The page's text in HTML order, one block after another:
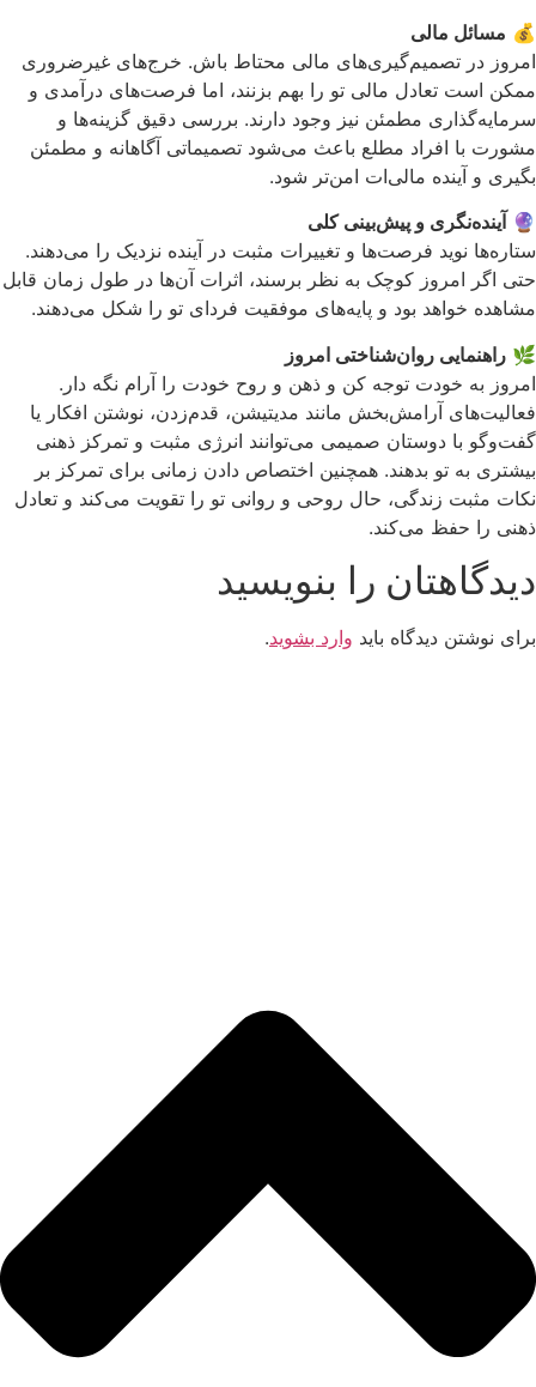
💰 مسائل مالی
امروز در تصمیم‌گیری‌های مالی محتاط باش. خرج‌های غیرضروری
ممکن است تعادل مالی تو را بهم بزنند، اما فرصت‌های درآمدی و
سرمایه‌گذاری مطمئن نیز وجود دارند. بررسی دقیق گزینه‌ها و
مشورت با افراد مطلع باعث می‌شود تصمیماتی آگاهانه و مطمئن
بگیری و آینده مالی‌ات امن‌تر شود.
🔮 آینده‌نگری و پیش‌بینی کلی
ستاره‌ها نوید فرصت‌ها و تغییرات مثبت در آینده نزدیک را می‌دهند.
حتی اگر امروز کوچک به نظر برسند، اثرات آن‌ها در طول زمان قابل
مشاهده خواهد بود و پایه‌های موفقیت فردای تو را شکل می‌دهند.
🌿 راهنمایی روان‌شناختی امروز
امروز به خودت توجه کن و ذهن و روح خودت را آرام نگه دار.
فعالیت‌های آرامش‌بخش مانند مدیتیشن، قدم‌زدن، نوشتن افکار یا
گفت‌وگو با دوستان صمیمی می‌توانند انرژی مثبت و تمرکز ذهنی
بیشتری به تو بدهند. همچنین اختصاص دادن زمانی برای تمرکز بر
نکات مثبت زندگی، حال روحی و روانی تو را تقویت می‌کند و تعادل
ذهنی را حفظ می‌کند.
دیدگاهتان را بنویسید
برای نوشتن دیدگاه باید وارد بشوید.